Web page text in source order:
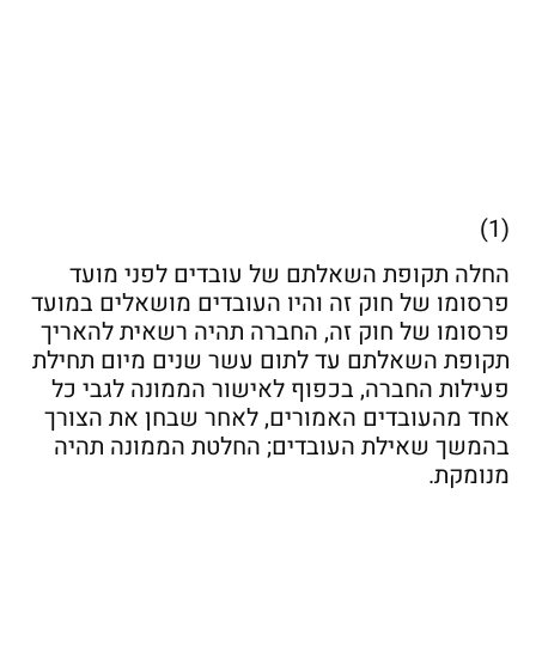
(1)
החלה תקופת השאלתם של עובדים לפני מועד
פרסומו של חוק זה והיו העובדים מושאלים במועד
פרסומו של חוק זה, החברה תהיה רשאית להאריך
תקופת השאלתם עד לתום עשר שנים מיום תחילת
פעילות החברה, בכפוף לאישור הממונה לגבי כל
אחד מהעובדים האמורים, לאחר שבחן את הצורך
בהמשך שאילת העובדים; החלטת הממונה תהיה
מנומקת.